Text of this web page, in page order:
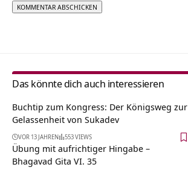
Das könnte dich auch interessieren
Buchtip zum Kongress: Der Königsweg zur
Gelassenheit von Sukadev
VOR 13 JAHREN 553 VIEWS
Übung mit aufrichtiger Hingabe –
Bhagavad Gita VI. 35